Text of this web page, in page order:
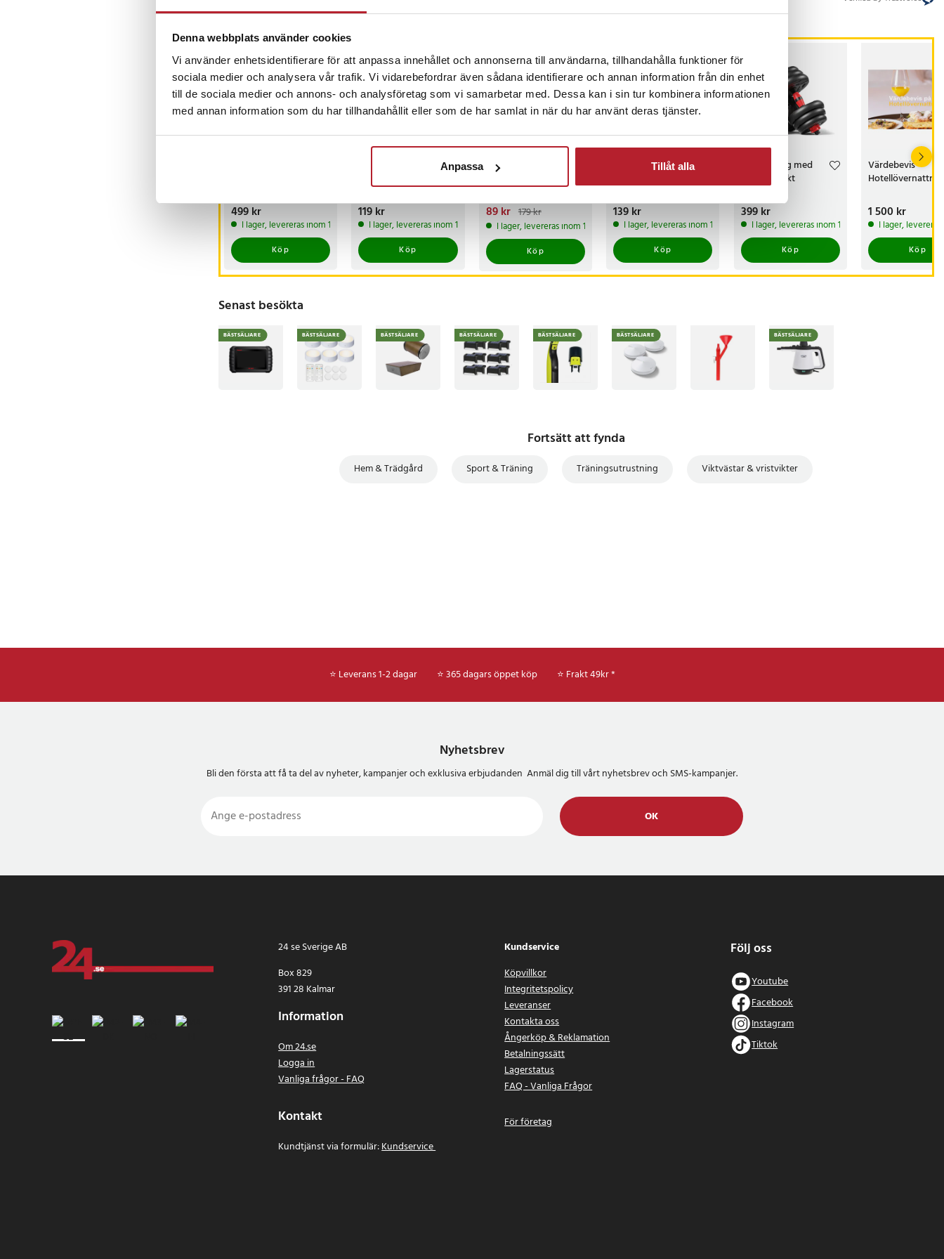
Denna webbplats använder cookies
Vi använder enhetsidentifierare för att anpassa innehållet och annonserna till användarna, tillhandahålla funktioner för
sociala medier och analysera vår trafik. Vi vidarebefordrar även sådana identifierare och annan information från din enhet
till de sociala medier och annons- och analysföretag som vi samarbetar med. Dessa kan i sin tur kombinera informationen
med annan information som du har tillhandahållit eller som de har samlat in när du har använt deras tjänster.
Anpassa Tillåt alla
- Reflexdetaljer: Ja
Artikelnummer:123178
BÄSTSÄLJARE
Pris: 499 kr
499 kr
I lager, levereras inom 1-2 vardagar
Köp
35-40
Pris :119 kr
119 kr
I lager, levereras inom 1-2 vardagar
Köp
-50%
Fitnessbollar i 3
och 25 cm för balans
och bålträning
Nuvarande pris
89 krTidigare pris:
179 kr
89 kr 179 kr
I lager, levereras inom 1-2 vardagar
Köp
Handtränare med
Pris :139 kr
139 kr
I lager, levereras inom 1-2 vardagar
Köp
Hantel 15 kg med
ergonomiskt
Pris:399 kr
399 kr
I lager, levereras inom 1-2 vardagar
Köp
Värdebevis
Pris:1 500 kr
1 500 kr
I lager,
Köp
Senast besökta
BÄSTSÄLJARE BÄSTSÄLJARE BÄSTSÄLJARE BÄSTSÄLJARE BÄSTSÄLJARE BÄSTSÄLJARE BÄSTSÄLJARE
Fortsätt att fynda
Hem & Trädgård Sport & Träning Träningsutrustning Viktvästar & vristvikter
⭐ Leverans 1-2 dagar ⭐ 365 dagars öppet köp ⭐ Frakt 49kr *
Nyhetsbrev
Bli den första att få ta del av nyheter, kampanjer och exklusiva erbjudanden Anmäl dig till vårt nyhetsbrev och SMS-kampanjer.
OK
24 se Sverige AB
Box 829
391 28 Kalmar
Information
Om 24.se
Logga in
Vanliga frågor - FAQ
Kontakt
Kundtjänst via formulär:Kundservice
Kundservice
Köpvillkor
Integritetspolicy
Leveranser
Kontakta oss
Ångerköp & Reklamation
Betalningssätt
Lagerstatus
FAQ - Vanliga Frågor
För företag
Följ oss
Youtube
Facebook
Instagram
Tiktok